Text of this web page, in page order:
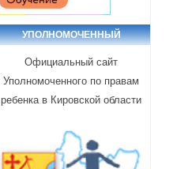
УПОЛНОМОЧЕННЫЙ
Официальный сайт
Уполномоченного по правам
ребенка в Кировской области